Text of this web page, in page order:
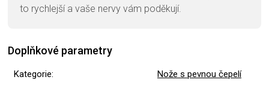
to rychlejší a vaše nervy vám poděkují.
Doplňkové parametry
Kategorie: Nože s pevnou čepelí